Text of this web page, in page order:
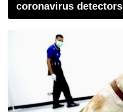
coronavirus detectors